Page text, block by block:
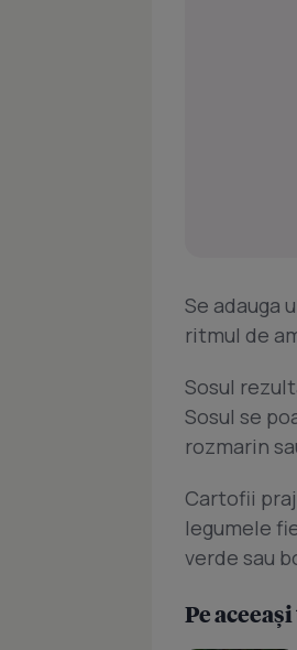
Se adauga
ritmul de
Sosul
Sosul se
rozmarin
Cartofii
legumele
verde sau
Pe